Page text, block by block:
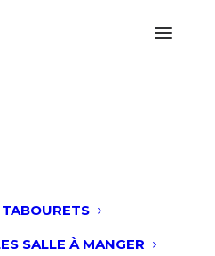
SALLE À MANGER